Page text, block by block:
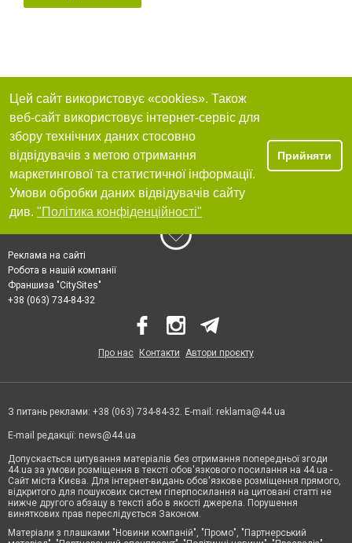
Цей сайт використовує «cookies». Також
веб-сайт використовує інтернет-сервіс для
збору технічних даних стосовно
відвідувачів з метою отримання
маркетингової та статистичної інформації.
Умови обробки даних відвідувачів сайту
див. "Політика конфіденційності"
Прийняти
Реклама на сайті
Робота в нашій компанії
Франшиза "CitySites"
+38 (063) 734-84-32
Про нас Контакти Автори проєкту
З питань реклами: +38 (063) 734-84-32. E-mail: reklama@44.ua
E-mail редакції: news@44.ua
Допускається цитування матеріалів без отримання попередньої згоди
44.ua за умови розміщення в тексті обов'язкового посилання на 44.ua -
Сайт міста Києва. Для інтернет-видань обов'язкове розміщення прямого,
відкритого для пошукових систем гіперпосилання на цитовані статті не
нижче другого абзацу в тексті або в якості джерела. Порушення
виняткових прав переслідується Законом.
Матеріали з плашками "Новини компаній", "Промо", "Партнерський